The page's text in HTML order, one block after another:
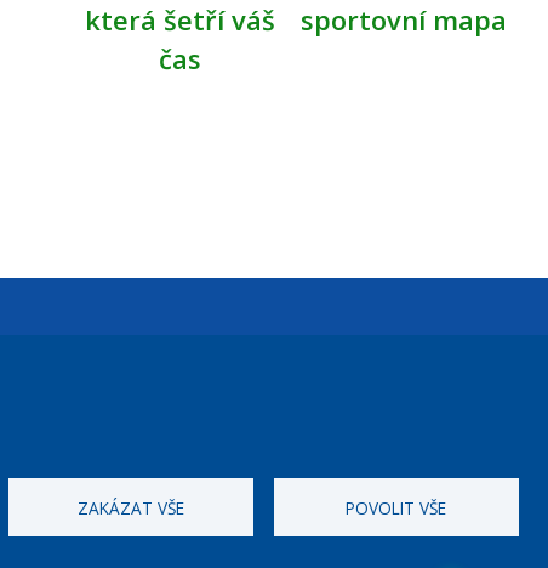
která šetří váš
čas
sportovní mapa
Úřední hodiny
ZAKÁZAT VŠE POVOLIT VŠE